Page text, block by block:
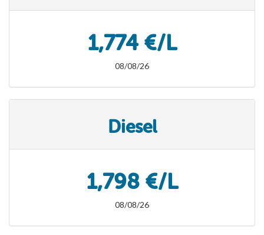
1,774 €/L
08/08/26
Diesel
1,798 €/L
08/08/26